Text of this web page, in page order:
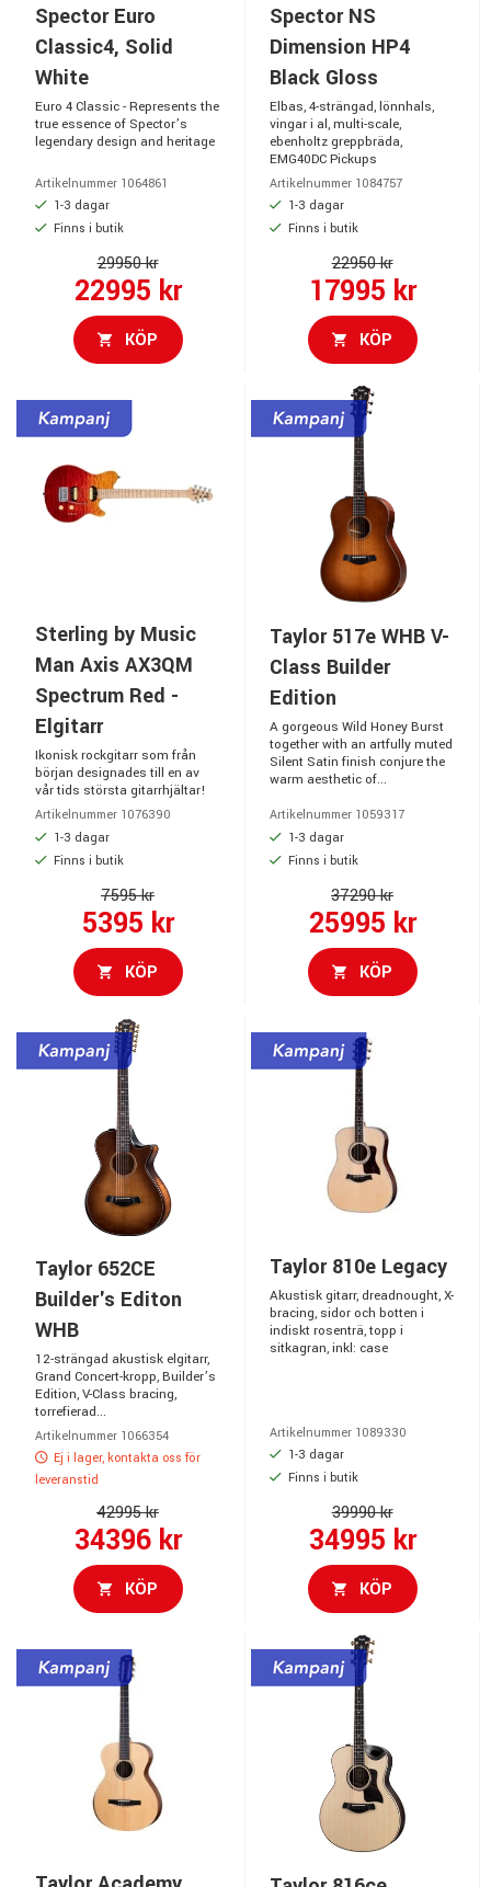
Spector Euro
Classic4, Solid
White
Euro 4 Classic - Represents the
true essence of Spector’s
legendary design and heritage
Artikelnummer 1064861
1-3 dagar
Finns i butik
29950 kr
22995 kr
KÖP
Spector NS
Dimension HP4
Black Gloss
Elbas, 4-strängad, lönnhals,
vingar i al, multi-scale,
ebenholtz greppbräda,
EMG40DC Pickups
Artikelnummer 1084757
1-3 dagar
Finns i butik
22950 kr
17995 kr
KÖP
Sterling by Music
Man Axis AX3QM
Spectrum Red -
Elgitarr
Ikonisk rockgitarr som från
början designades till en av
vår tids största gitarrhjältar!
Artikelnummer 1076390
1-3 dagar
Finns i butik
7595 kr
5395 kr
KÖP
Taylor 517e WHB V-
Class Builder
Edition
A gorgeous Wild Honey Burst
together with an artfully muted
Silent Satin finish conjure the
warm aesthetic of...
Artikelnummer 1059317
1-3 dagar
Finns i butik
37290 kr
25995 kr
KÖP
Taylor 652CE
Builder's Editon
WHB
12-strängad akustisk elgitarr,
Grand Concert-kropp, Builder’s
Edition, V-Class bracing,
torrefierad...
Artikelnummer 1066354
Ej i lager, kontakta oss för
leveranstid
42995 kr
34396 kr
KÖP
Taylor 810e Legacy
Akustisk gitarr, dreadnought, X-
bracing, sidor och botten i
indiskt rosenträ, topp i
sitkagran, inkl: case
Artikelnummer 1089330
1-3 dagar
Finns i butik
39990 kr
34995 kr
KÖP